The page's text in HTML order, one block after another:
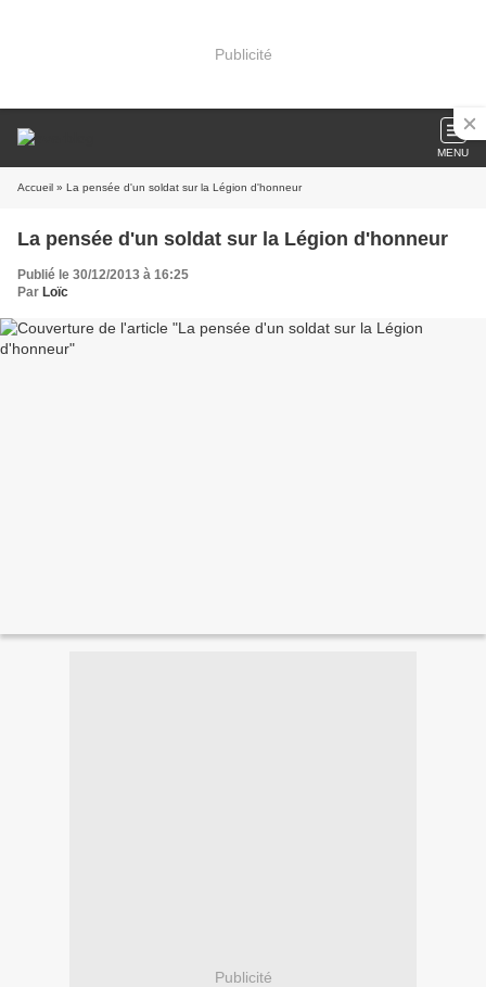
Publicité
MENU
Accueil » La pensée d'un soldat sur la Légion d'honneur
La pensée d'un soldat sur la Légion d'honneur
Publié le 30/12/2013 à 16:25
Par Loïc
Publicité